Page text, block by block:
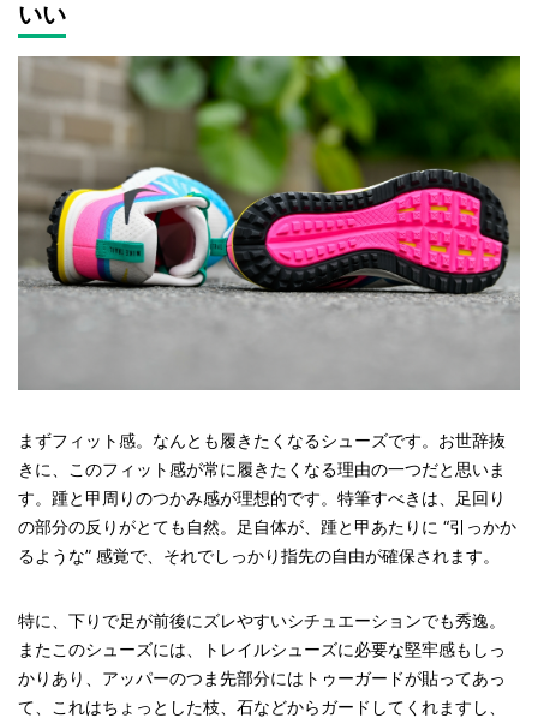
いい
まずフィット感。なんとも履きたくなるシューズです。お世辞抜
きに、このフィット感が常に履きたくなる理由の一つだと思いま
す。踵と甲周りのつかみ感が理想的です。特筆すべきは、足回り
の部分の反りがとても自然。足自体が、踵と甲あたりに “引っかか
るような” 感覚で、それでしっかり指先の自由が確保されます。
特に、下りで足が前後にズレやすいシチュエーションでも秀逸。
またこのシューズには、トレイルシューズに必要な堅牢感もしっ
かりあり、アッパーのつま先部分にはトゥーガードが貼ってあっ
て、これはちょっとした枝、石などからガードしてくれますし、